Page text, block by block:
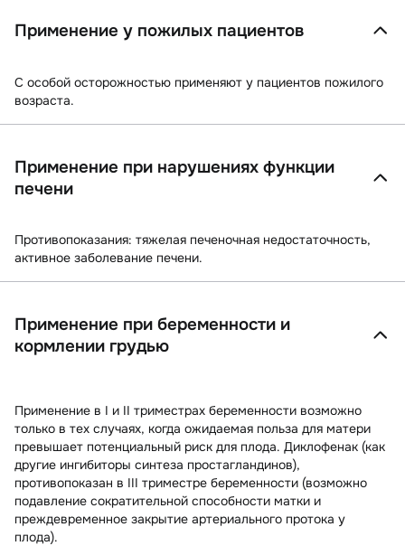
Применение у пожилых пациентов
С особой осторожностью применяют у пациентов пожилого
возраста.
Применение при нарушениях функции
печени
Противопоказания: тяжелая печеночная недостаточность,
активное заболевание печени.
Применение при беременности и
кормлении грудью
Применение в I и II триместрах беременности возможно
только в тех случаях, когда ожидаемая польза для матери
превышает потенциальный риск для плода. Диклофенак (как
другие ингибиторы синтеза простагландинов),
противопоказан в III триместре беременности (возможно
подавление сократительной способности матки и
преждевременное закрытие артериального протока у
плода).